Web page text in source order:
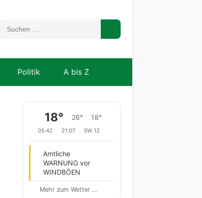
Politik A bis Z
18° 26° 18°
05:42 21:07 SW 12
Amtliche
WARNUNG vor
WINDBÖEN
Mehr zum Wetter …